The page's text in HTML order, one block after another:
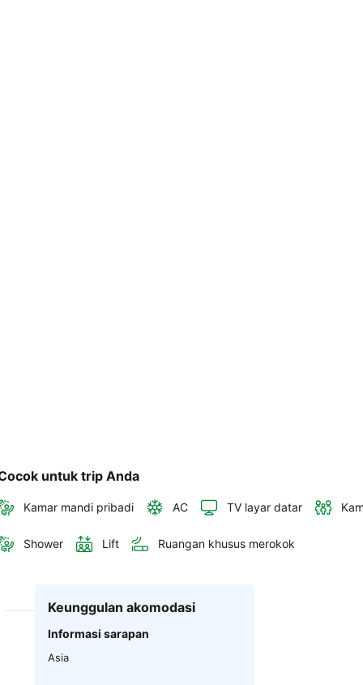
untuk trip Anda
Kamar mandi pribadi AC TV layar datar
Shower Lift Ruangan khusus merokok
Keunggulan akomodasi
Informasi sarapan
Asia